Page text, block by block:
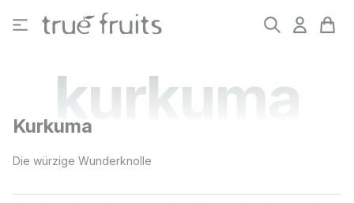
Zum Hauptinhalt springen
kurkuma
Kurkuma
Die würzige Wunderknolle